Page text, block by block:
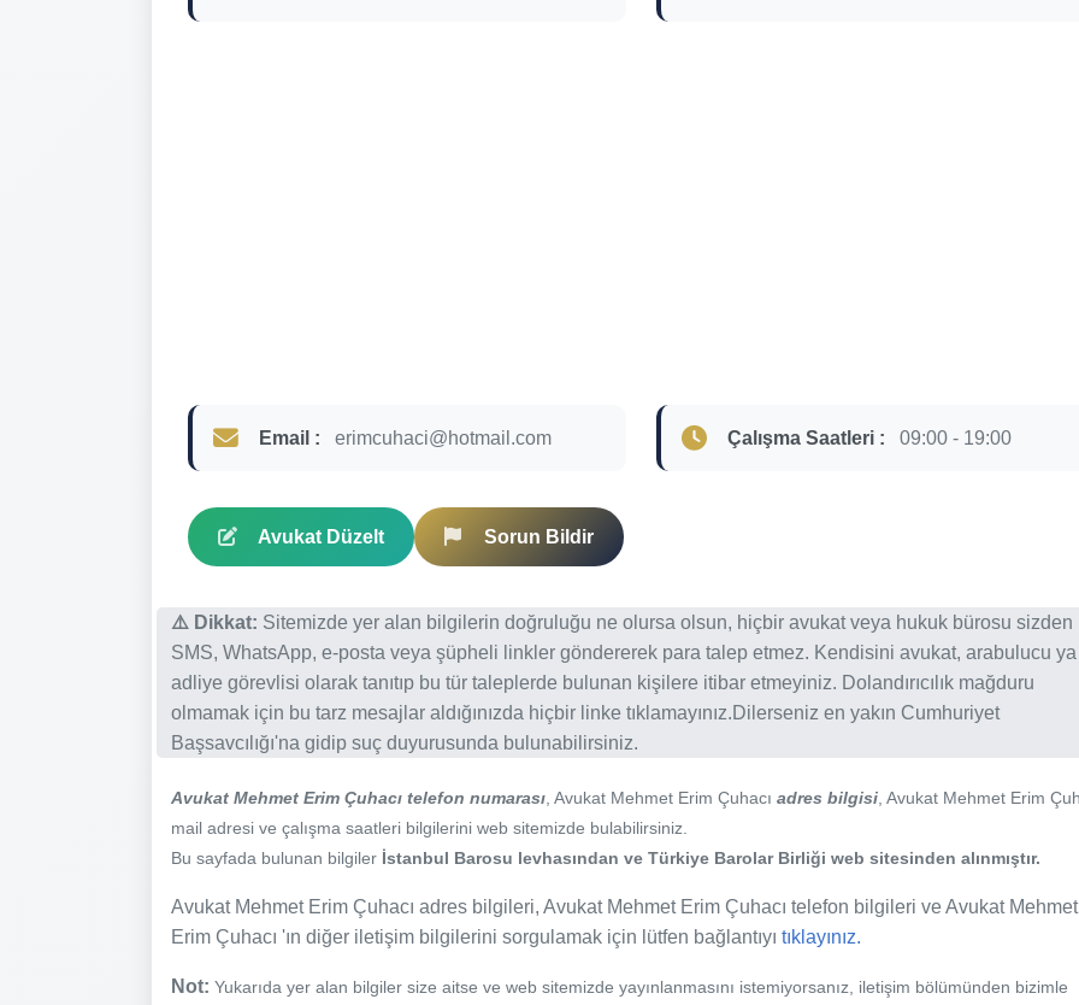
Email : erimcuhaci@hotmail.com Çalışma Saatleri : 09:00 - 19:00
Avukat Düzelt Sorun Bildir
⚠️ Dikkat: Sitemizde yer alan bilgilerin doğruluğu ne olursa olsun, hiçbir avukat veya hukuk bürosu sizden
SMS, WhatsApp, e-posta veya şüpheli linkler göndererek para talep etmez. Kendisini avukat, arabulucu
adliye görevlisi olarak tanıtıp bu tür taleplerde bulunan kişilere itibar etmeyiniz. Dolandırıcılık mağduru
olmamak için bu tarz mesajlar aldığınızda hiçbir linke tıklamayınız.Dilerseniz en yakın Cumhuriyet
Başsavcılığı'na gidip suç duyurusunda bulunabilirsiniz.
Avukat Mehmet Erim Çuhacı telefon numarası , Avukat Mehmet Erim Çuhacı adres bilgisi , Avukat Mehmet Erim
mail adresi ve çalışma saatleri bilgilerini web sitemizde bulabilirsiniz.
Bu sayfada bulunan bilgiler İstanbul Barosu levhasından ve Türkiye Barolar Birliği web sitesinden alınmıştır.
Avukat Mehmet Erim Çuhacı adres bilgileri, Avukat Mehmet Erim Çuhacı telefon bilgileri ve Avukat Mehmet
Erim Çuhacı 'ın diğer iletişim bilgilerini sorgulamak için lütfen bağlantıyı tıklayınız.
Not: Yukarıda yer alan bilgiler size aitse ve web sitemizde yayınlanmasını istemiyorsanız, iletişim bölümünden bizimle